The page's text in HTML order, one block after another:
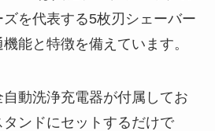
を代表する5枚刃シェーバー
能と特徴を備えています。
動洗浄充電器が付属してお
タンドにセットするだけで